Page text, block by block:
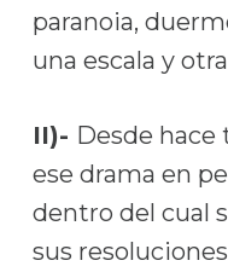
paranoia,
una escala y
II)- Desde hace
ese drama en
dentro del cual
sus